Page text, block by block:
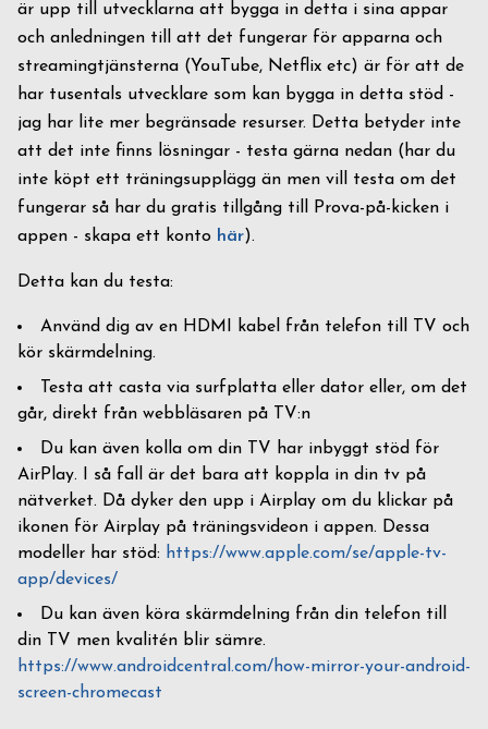
är upp till utvecklarna att bygga in detta i sina appar
och anledningen till att det fungerar för apparna och
streamingtjänsterna (YouTube, Netflix etc) är för att de
har tusentals utvecklare som kan bygga in detta stöd -
jag har lite mer begränsade resurser. Detta betyder inte
att det inte finns lösningar - testa gärna nedan (har du
inte köpt ett träningsupplägg än men vill testa om det
fungerar så har du gratis tillgång till Prova-på-kicken i
appen - skapa ett konto här).
Detta kan du testa:
Använd dig av en HDMI kabel från telefon till TV och
kör skärmdelning.
Testa att casta via surfplatta eller dator eller, om det
går, direkt från webbläsaren på TV:n
Du kan även kolla om din TV har inbyggt stöd för
AirPlay. I så fall är det bara att koppla in din tv på
nätverket. Då dyker den upp i Airplay om du klickar på
ikonen för Airplay på träningsvideon i appen. Dessa
modeller har stöd: https://www.apple.com/se/apple-tv-
app/devices/
Du kan även köra skärmdelning från din telefon till
din TV men kvalitén blir sämre.
https://www.androidcentral.com/how-mirror-your-android-
screen-chromecast